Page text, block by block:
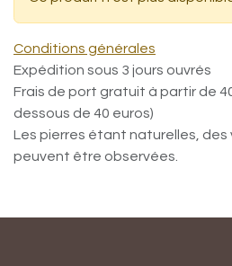
Conditions générales
Expédition sous 3 jours ouvrés
Frais de port gratuit à partir de
dessous de 40 euros)
Les pierres étant naturelles, des
peuvent être observées.